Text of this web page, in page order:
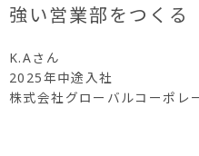
強い営業部をつくる
K.Aさん
2025年中途入社
株式会社グローバルコーポレ